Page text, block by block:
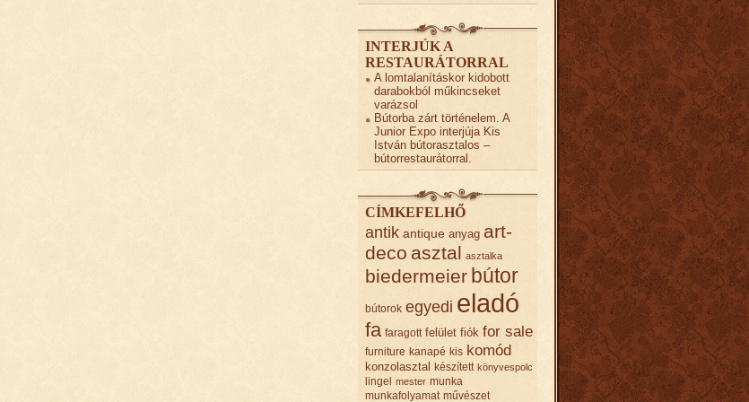
INTERJÚK A
RESTAURÁTORRAL
A lomtalanításkor kidobott
darabokból műkincseket
varázsol
Bútorba zárt történelem. A
Junior Expo interjúja Kis
István bútorasztalos –
bútorrestaurátorral.
CÍMKEFELHŐ
antik antique anyag art-
deco asztal asztalka
biedermeier bútor
bútorok egyedi eladó
fa faragott felület fiók for sale
furniture kanapé kis komód
konzolasztal készített könyvespolc
lingel mester munka
munkafolyamat művészet